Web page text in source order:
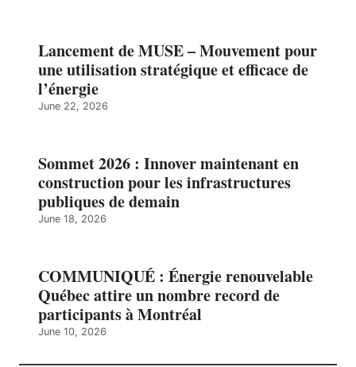
Lancement de MUSE – Mouvement pour
une utilisation stratégique et efficace de
l’énergie
June 22, 2026
Sommet 2026 : Innover maintenant en
construction pour les infrastructures
publiques de demain
June 18, 2026
COMMUNIQUÉ : Énergie renouvelable
Québec attire un nombre record de
participants à Montréal
June 10, 2026